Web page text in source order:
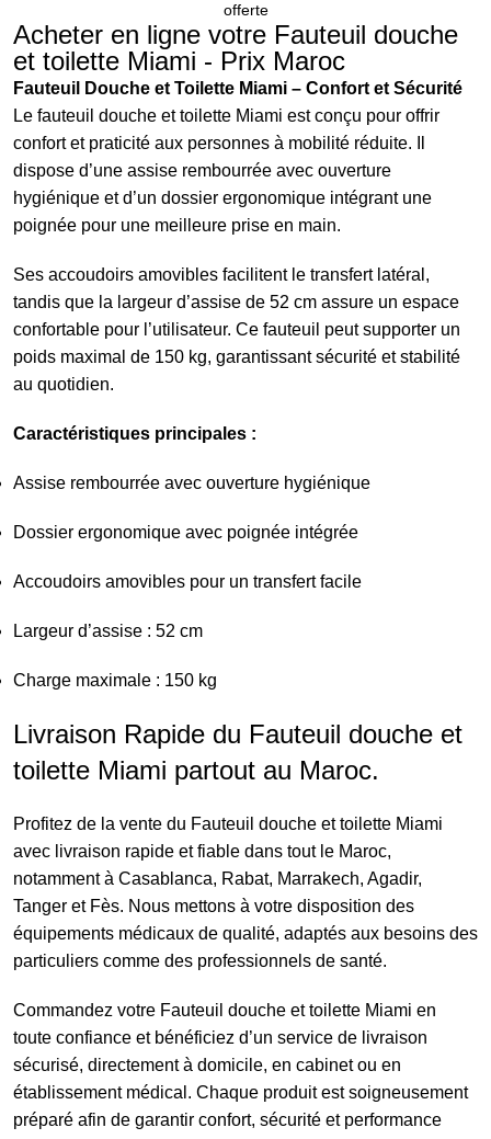
offerte
Acheter en ligne votre Fauteuil douche
et toilette Miami - Prix Maroc
Fauteuil Douche et Toilette Miami – Confort et Sécurité
Le fauteuil douche et toilette Miami est conçu pour offrir
confort et praticité aux personnes à mobilité réduite. Il
dispose d’une assise rembourrée avec ouverture
hygiénique et d’un dossier ergonomique intégrant une
poignée pour une meilleure prise en main.
Ses accoudoirs amovibles facilitent le transfert latéral,
tandis que la largeur d’assise de 52 cm assure un espace
confortable pour l’utilisateur. Ce fauteuil peut supporter un
poids maximal de 150 kg, garantissant sécurité et stabilité
au quotidien.
Caractéristiques principales :
Assise rembourrée avec ouverture hygiénique
Dossier ergonomique avec poignée intégrée
Accoudoirs amovibles pour un transfert facile
Largeur d’assise : 52 cm
Charge maximale : 150 kg
Livraison Rapide du Fauteuil douche et
toilette Miami partout au Maroc.
Profitez de la vente du Fauteuil douche et toilette Miami
avec livraison rapide et fiable dans tout le Maroc,
notamment à Casablanca, Rabat, Marrakech, Agadir,
Tanger et Fès. Nous mettons à votre disposition des
équipements médicaux de qualité, adaptés aux besoins des
particuliers comme des professionnels de santé.
Commandez votre Fauteuil douche et toilette Miami en
toute confiance et bénéficiez d’un service de livraison
sécurisé, directement à domicile, en cabinet ou en
établissement médical. Chaque produit est soigneusement
préparé afin de garantir confort, sécurité et performance